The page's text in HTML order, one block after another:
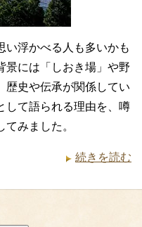
い浮かべる人も多いかも
景には「しおき場」や野
歴史や伝承が関係してい
して語られる理由を、噂
みました。
続きを読む